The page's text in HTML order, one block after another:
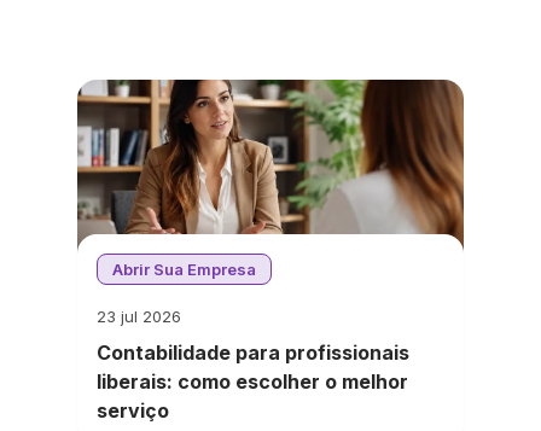
Abrir Sua Empresa
23 jul 2026
Contabilidade para profissionais
liberais: como escolher o melhor
serviço